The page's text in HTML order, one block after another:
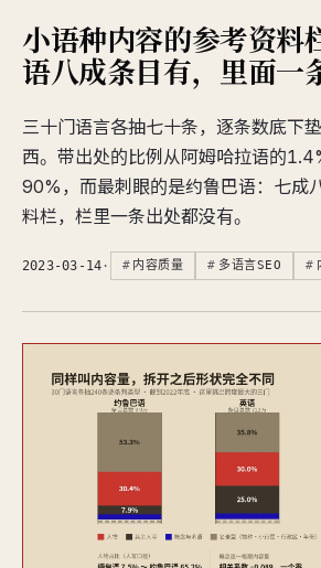
小语种内容的参考资料
语八成条目有，里面一
三十门语言各抽七十条，逐条数底下
西。带出处的比例从阿姆哈拉语的
90%，而最刺眼的是约鲁巴语：七成
料栏，栏里一条出处都没有。
2023-03-14 · 内容质量 多语言SEO